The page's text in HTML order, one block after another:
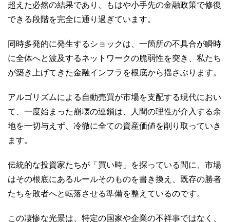
超えた必然の結果であり、もはや小手先の金融政策で修復
できる段階を完全に通り過ぎています。
同時多発的に発生するショックは、一箇所の不具合が瞬時
に全体へと波及するネットワークの脆弱性を突き、私たち
が築き上げてきた金融インフラを根底から揺さぶります。
アルゴリズムによる自動売買が市場を支配する現代におい
て、一度始まった崩壊の連鎖は、人間の理性が介入する余
地を一切与えず、冷徹に全ての資産価値を削り取っていき
ます。
伝統的な投資家たちが「買い時」を探っている間に、市場
はその根底にあるルールそのものを書き換え、既存の勝者
たちを敗者へと転落させる準備を整えているのです。
この凄惨な光景は、特定の国家や企業の不祥事ではなく、